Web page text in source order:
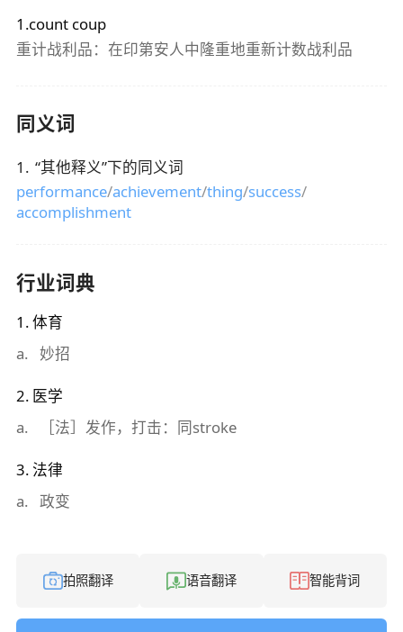
1.count coup
重计战利品：在印第安人中隆重地重新计数战利品
同义词
1 . “其他释义”下的同义词
performance/achievement/thing/success/
accomplishment
行业词典
1 .体育
a. 妙招
2. 医学
a. ［法］发作，打击：同stroke
3. 法律
a. 政变
拍照翻译 语音翻译 智能背词